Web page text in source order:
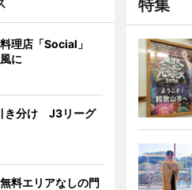
特集
理店「Social」
に
き分け J3リーグ
料エリアなしの門